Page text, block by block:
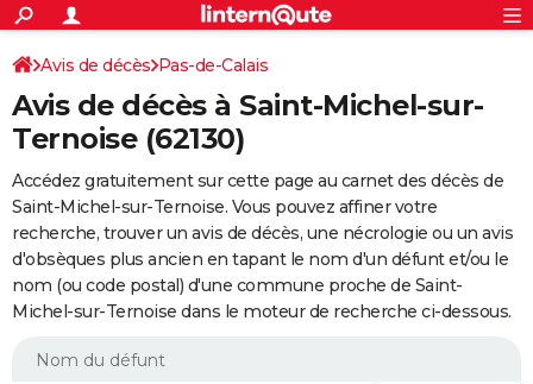
ACTUALITÉS
Politique
Société
Faits Divers
Education
Monde
Villes
+
SPORT
Coupe du monde 2026
Football
Tennis
Cyclisme
Rugby
Forum
FINANCE
Retraite
Impôts
Epargne
Immobilier
Risques naturels par ville
Banque
Assurance
Crédit
Essais
Réserver un essai
Citadines
Berlines
SUV
Forum auto
+
HIGH-TECH
Mobiles
Meilleur smartphone
Internet
Ordinateurs
Jeux vidéo
Guide high-tech
+
BRICOLAGE
Forum
Aménagement intérieur
Extérieur
Cuisine
Salle de bains
Jardinage
Rangement
WEEK-END
S'inscrire
Connexion
Avis de décès Pas-de-Calais
Avis de décès à Saint-Michel-sur-
Ternoise (62130)
Accédez gratuitement sur cette page au carnet des décès de
Saint-Michel-sur-Ternoise. Vous pouvez affiner votre
recherche, trouver un avis de décès, une nécrologie ou un avis
d'obsèques plus ancien en tapant le nom d'un défunt et/ou le
nom (ou code postal) d'une commune proche de Saint-
Michel-sur-Ternoise dans le moteur de recherche ci-dessous.